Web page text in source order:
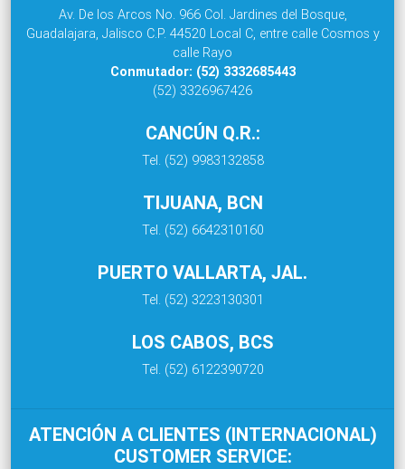
Av. De los Arcos No. 966 Col. Jardines del Bosque,
Guadalajara, Jalisco C.P. 44520 Local C, entre calle Cosmos y
calle Rayo
Conmutador: (52) 3332685443
(52) 3326967426
CANCÚN Q.R.:
Tel. (52) 9983132858
TIJUANA, BCN
Tel. (52) 6642310160
PUERTO VALLARTA, JAL.
Tel. (52) 3223130301
LOS CABOS, BCS
Tel. (52) 6122390720
ATENCIÓN A CLIENTES (INTERNACIONAL)
CUSTOMER SERVICE: